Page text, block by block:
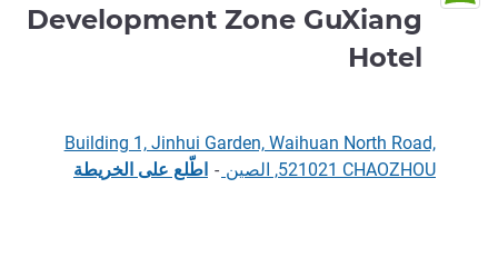
Development Zone GuXiang
Hotel
Building 1, Jinhui Garden, Waihuan North Road,
521021 CHAOZHOU, الصين
- اطّلع على الخريطة